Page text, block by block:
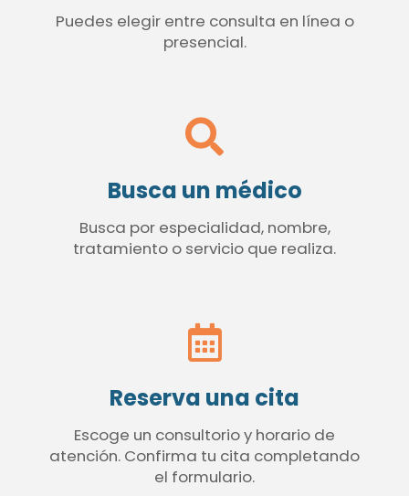
Puedes elegir entre consulta en línea o
presencial.
Busca un médico
Busca por especialidad, nombre,
tratamiento o servicio que realiza.
Reserva una cita
Escoge un consultorio y horario de
atención. Confirma tu cita completando
el formulario.